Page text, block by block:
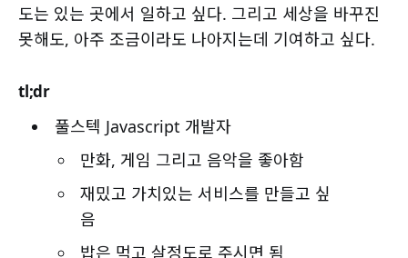
도는 있는 곳에서 일하고 싶다. 그리고 세상을 바꾸진
못해도, 아주 조금이라도 나아지는데 기여하고 싶다.
tl;dr
풀스텍 Javascript 개발자
만화, 게임 그리고 음악을 좋아함
재밌고 가치있는 서비스를 만들고 싶
음
밥은 먹고 살정도로 주시면 됨